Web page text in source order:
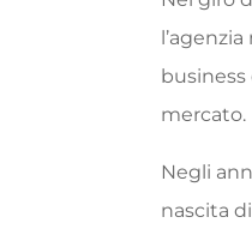
business
mercato.
Negli
nascita